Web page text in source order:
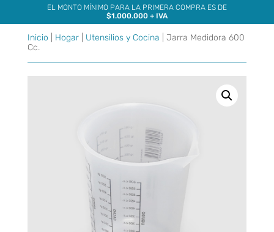
EL MONTO MÍNIMO PARA LA PRIMERA COMPRA ES DE
$1.000.000 + IVA
Inicio Hogar| Utensilios y Cocina | Jarra Medidora 600
Cc.